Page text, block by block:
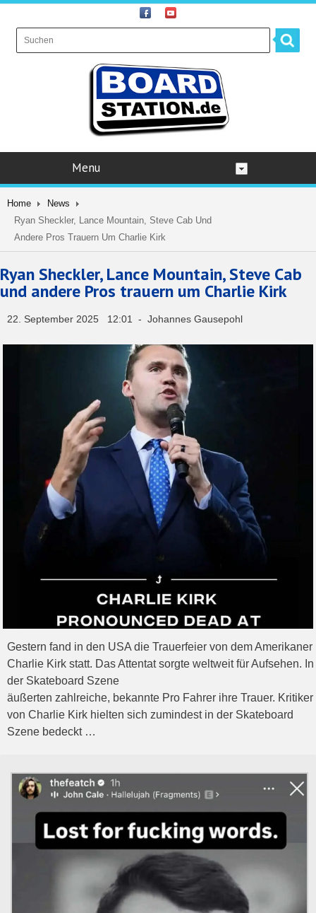
Menu
Home
News
Ryan Sheckler, Lance Mountain, Steve Cab Und
Andere Pros Trauern Um Charlie Kirk
Ryan Sheckler, Lance Mountain, Steve Cab
und andere Pros trauern um Charlie Kirk
22. September 2025 12:01 - Johannes Gausepohl
Gestern fand in den USA die Trauerfeier von dem Amerikaner
Charlie Kirk statt. Das Attentat sorgte weltweit für Aufsehen. In
der Skateboard Szene
äußerten zahlreiche, bekannte Pro Fahrer ihre Trauer. Kritiker
von Charlie Kirk hielten sich zumindest in der Skateboard
Szene bedeckt …